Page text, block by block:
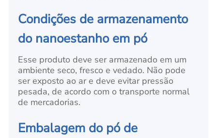
Condições de armazenamento
do nanoestanho em pó
Esse produto deve ser armazenado em um
ambiente seco, fresco e vedado. Não pode
ser exposto ao ar e deve evitar pressão
pesada, de acordo com o transporte normal
de mercadorias.
Embalagem do pó de